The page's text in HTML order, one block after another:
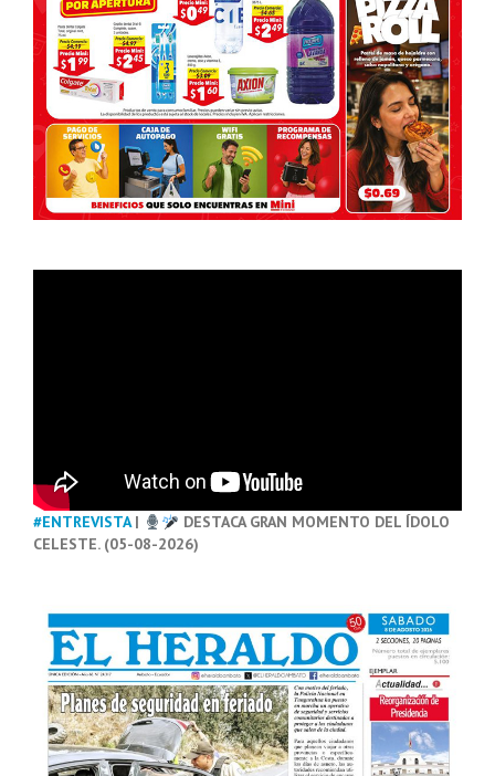
#ENTREVISTA|
DESTACA GRAN MOMENTO DEL ÍDOLO
CELESTE. (05-08-2026)